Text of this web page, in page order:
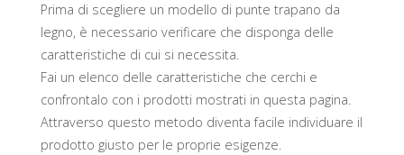
Prima di scegliere un modello di punte trapano da
legno, è necessario verificare che disponga delle
caratteristiche di cui si necessita.
Fai un elenco delle caratteristiche che cerchi e
confrontalo con i prodotti mostrati in questa pagina.
Attraverso questo metodo diventa facile individuare il
prodotto giusto per le proprie esigenze.